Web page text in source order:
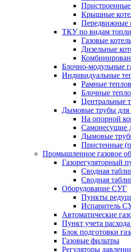
Крышные
Передвижные
ТКУ по видам
Газовые
Дизельные
Блочно-модульные
Индивидуальные
Рамные
Блочные
Центральные
Дымовые трубы для
На опорной
Самонесущие
Дымовые
Пристенные
Промышленное газовое
Газорегуляторный
Сводная
Сводная
Оборудование СУГ
Пункты
Испаритель
Автоматические
Пункт учета расхода
Блок подготовки
Газовые фильтры
Регуляторы